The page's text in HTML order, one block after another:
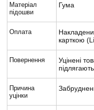
Матеріал
підошви
Гума
Оплата
карткою
Повернення
Уцінені
підлягають
Причина
уцінки